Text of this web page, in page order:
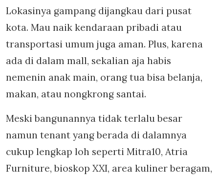
Lokasinya gampang dijangkau dari pusat
kota. Mau naik kendaraan pribadi atau
transportasi umum juga aman. Plus, karena
ada di dalam mall, sekalian aja habis
nemenin anak main, orang tua bisa belanja,
makan, atau nongkrong santai.
Meski bangunannya tidak terlalu besar
namun tenant yang berada di dalamnya
cukup lengkap loh seperti Mitra10, Atria
Furniture, bioskop XXI, area kuliner beragam,